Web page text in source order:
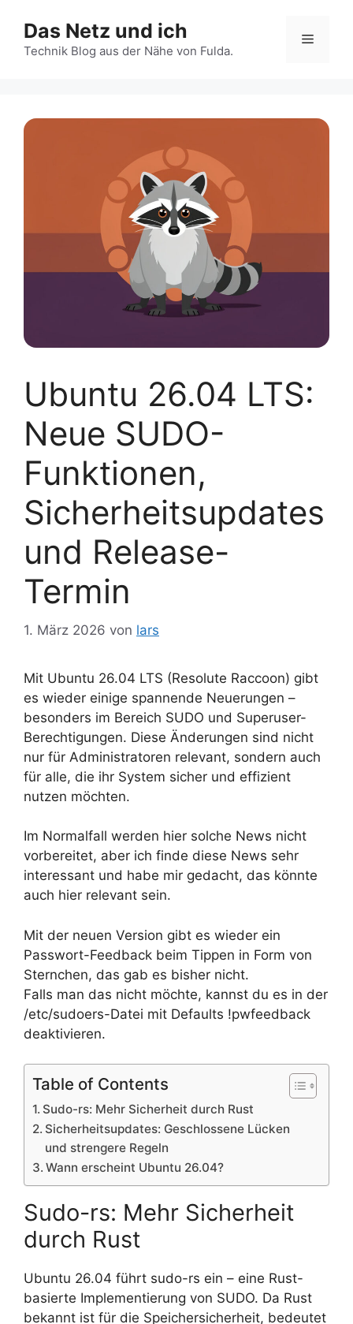
Inhalt
springen
Das Netz und ich
Technik Blog aus der Nähe von Fulda.
Menü
Ubuntu 26.04 LTS:
Neue SUDO-
Funktionen,
Sicherheitsupdates
und Release-
Termin
1. März 2026 von lars
Mit Ubuntu 26.04 LTS (Resolute Raccoon) gibt
es wieder einige spannende Neuerungen –
besonders im Bereich SUDO und Superuser-
Berechtigungen. Diese Änderungen sind nicht
nur für Administratoren relevant, sondern auch
für alle, die ihr System sicher und effizient
nutzen möchten.
Im Normalfall werden hier solche News nicht
vorbereitet, aber ich finde diese News sehr
interessant und habe mir gedacht, das könnte
auch hier relevant sein.
Mit der neuen Version gibt es wieder ein
Passwort-Feedback beim Tippen in Form von
Sternchen, das gab es bisher nicht.
Falls man das nicht möchte, kannst du es in der
/etc/sudoers-Datei mit Defaults !pwfeedback
deaktivieren.
Table of Contents
Sudo-rs: Mehr Sicherheit durch Rust
Sicherheitsupdates: Geschlossene Lücken
und strengere Regeln
Wann erscheint Ubuntu 26.04?
Sudo-rs: Mehr Sicherheit
durch Rust
Ubuntu 26.04 führt sudo-rs ein – eine Rust-
basierte Implementierung von SUDO. Da Rust
bekannt ist für die Speichersicherheit, bedeutet